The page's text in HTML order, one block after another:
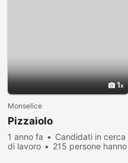
1
Monselice
Pizzaiolo
1 anno fa
Candidati in cerca
di lavoro
215 persone hanno